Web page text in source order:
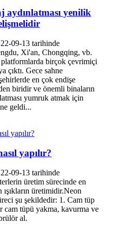
aydınlatması yenilik
09-13 tarihinde
Xi'an, Chongqing, vb.
birçok çevrimiçi
çıktı. Gece sahne
en çok endişe
biridir ve önemli binaların
yumruk atmak için
geldi...
yapılır?
09-13 tarihinde
üretim sürecinde en
ışıkların üretimidir.Neon
şu şekildedir: 1. Cam tüp
cam tüpü yakma, kavurma ve
al.